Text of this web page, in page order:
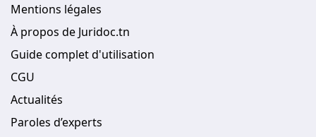
Mentions légales
À propos de Juridoc.tn
Guide complet d'utilisation
CGU
Actualités
Paroles d’experts